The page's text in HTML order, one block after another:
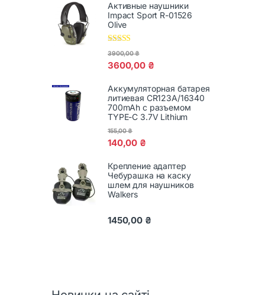
Активные наушники
Impact Sport R-01526
Olive
Оценка5.00
3600,00 ₴
3900,00₴
Аккумуляторная батарея
литиевая CR123A/16340
700mAh с разъемом
TYPE-C 3.7V Lithium
140,00 ₴
155,00₴
Крепление адаптер
Чебурашка на каску
шлем для наушников
Walkers
1450,00 ₴